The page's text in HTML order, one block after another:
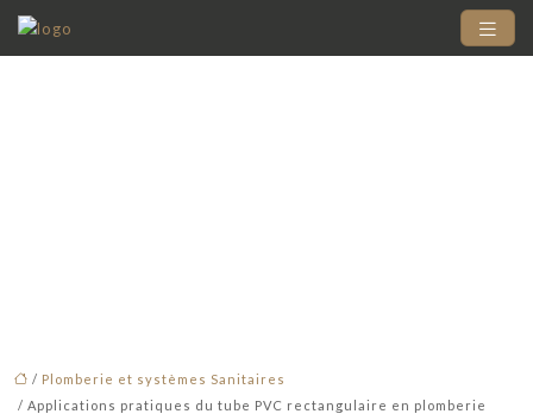
/ Plomberie et systèmes Sanitaires
/ Applications pratiques du tube PVC rectangulaire en plomberie